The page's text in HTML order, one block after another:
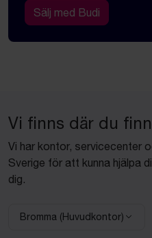
Sälj med Budi
Vi finns där du
Vi har kontor, servicecenter
Sverige för att kunna hjälpa
dig.
Bromma (Huvudkontor)